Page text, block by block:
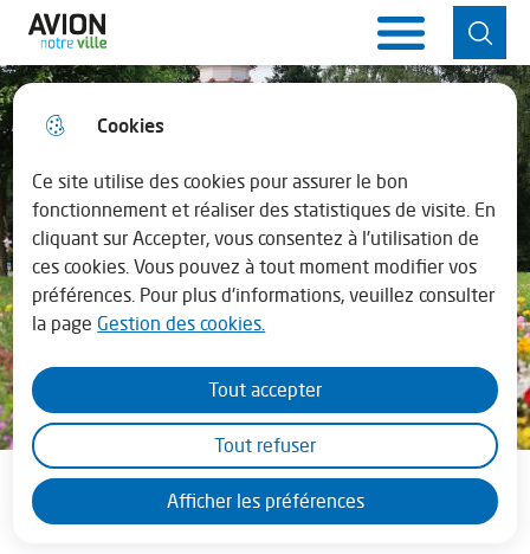
Cookies
Ce site utilise des cookies pour assurer le bon
fonctionnement et réaliser des statistiques de visite. En
cliquant sur Accepter, vous consentez à l'utilisation de
ces cookies. Vous pouvez à tout moment modifier vos
préférences. Pour plus d'informations, veuillez consulter
la page Gestion des cookies.
Afficher les préférences
Tout accepter
Tout refuser
Aller
au
menu
principal
Consulter
le plan du
site
Horaires de la mairie
Lundi : 13h30 - 17h30
Mardi au vendredi : 08h30 - 12h00 et de
13h45 - 17h30
En juillet - août la mairie est fermée le
Ville d'Avion
MON QUOTIDIEN